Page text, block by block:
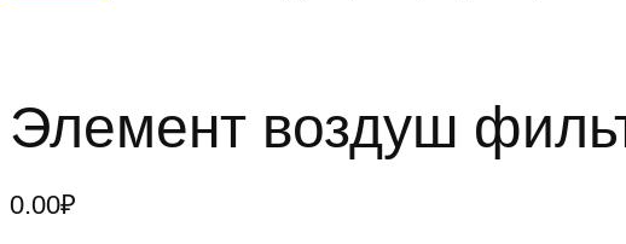
Элемент воздуш
0.00₽